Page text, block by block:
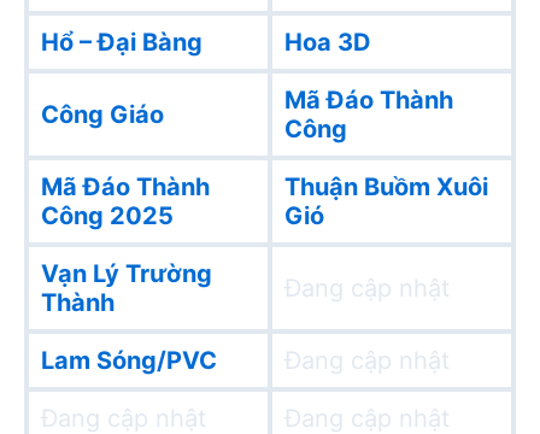
Hổ – Đại Bàng
Hoa 3D
Công Giáo
Mã Đáo Thành
Công
Mã Đáo Thành
Công 2025
Thuận Buồm Xuôi
Gió
Vạn Lý Trường
Thành
Đang cập nhật
Lam Sóng/PVC
Đang cập nhật
Đang cập nhật
Đang cập nhật